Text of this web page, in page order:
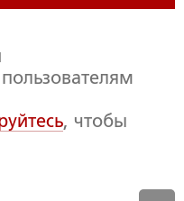
, чтобы